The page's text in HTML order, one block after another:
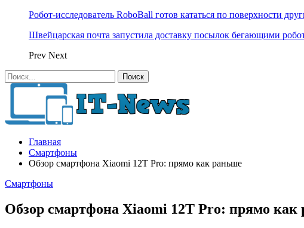
Робот-исследователь RoboBall готов кататься по поверхности
Швейцарская почта запустила доставку посылок бегающими
Prev Next
Главная
Смартфоны
Обзор смартфона Xiaomi 12T Pro: прямо как раньше
Смартфоны
Обзор смартфона Xiaomi 12T Pro: прямо как